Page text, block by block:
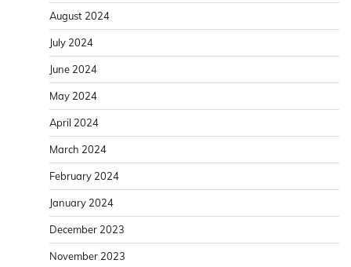
August 2024
July 2024
June 2024
May 2024
April 2024
March 2024
February 2024
January 2024
December 2023
November 2023